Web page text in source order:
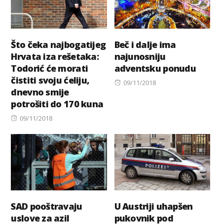
Što čeka najbogatijeg
Hrvata iza rešetaka:
Todorić će morati
čistiti svoju ćeliju,
dnevno smije
potrošiti do 170 kuna
Posted
09/11/2018
Beč i dalje ima
najunosniju
adventsku ponudu
Posted
09/11/2018
SAD pooštravaju
uslove za azil
U Austriji uhapšen
pukovnik pod